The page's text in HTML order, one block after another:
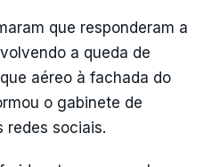
que responderam a
a queda de
aéreo à fachada do
o gabinete de
redes sociais.